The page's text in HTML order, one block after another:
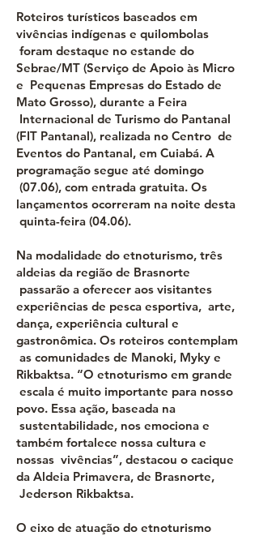
Roteiros turísticos baseados em
vivências indígenas e quilombolas
foram destaque no estande do
Sebrae/MT (Serviço de Apoio às Micro
e Pequenas Empresas do Estado de
Mato Grosso), durante a Feira
Internacional de Turismo do Pantanal
(FIT Pantanal), realizada no Centro de
Eventos do Pantanal, em Cuiabá. A
programação segue até domingo
(07.06), com entrada gratuita. Os
lançamentos ocorreram na noite desta
quinta-feira (04.06).
Na modalidade do etnoturismo, três
aldeias da região de Brasnorte
passarão a oferecer aos visitantes
experiências de pesca esportiva, arte,
dança, experiência cultural e
gastronômica. Os roteiros contemplam
as comunidades de Manoki, Myky e
Rikbaktsa. “O etnoturismo em grande
escala é muito importante para nosso
povo. Essa ação, baseada na
sustentabilidade, nos emociona e
também fortalece nossa cultura e
nossas vivências”, destacou o cacique
da Aldeia Primavera, de Brasnorte,
Jederson Rikbaktsa.
O eixo de atuação do etnoturismo